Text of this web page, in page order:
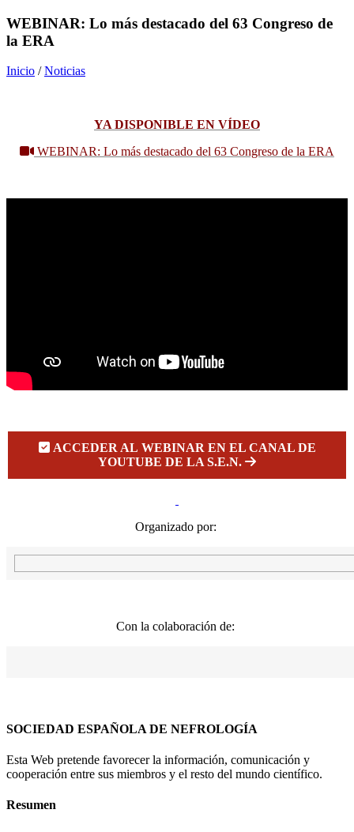
WEBINAR: Lo más destacado del 63 Congreso de
la ERA
Inicio /Noticias
YA DISPONIBLE EN VÍDEO
 WEBINAR: Lo más destacado del 63 Congreso de la ERA
ACCEDER AL WEBINAR EN EL CANAL DE
YOUTUBE DE LA S.E.N. 
Organizado por:
Con la colaboración de:
SOCIEDAD ESPAÑOLA DE NEFROLOGÍA
Esta Web pretende favorecer la información, comunicación y
cooperación entre sus miembros y el resto del mundo científico.
Resumen